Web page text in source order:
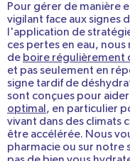
Pour gérer de manière
vigilant face aux signes
l'application de
ces pertes en eau,
de boire régulièrement
et pas seulement en
signe tardif de
sont conçues pour
optimal , en particulier
vivant dans des climats
être accélérée. Nous
pharmacie ou sur notre